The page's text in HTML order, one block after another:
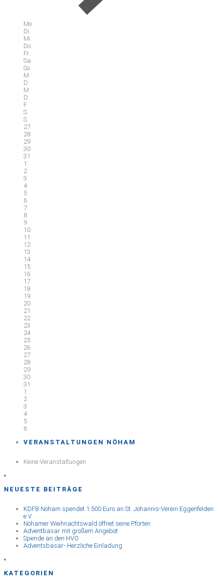
Mo.
Di.
Mi.
Do.
Fr.
Sa.
So.
M
D
M
D
F
S
S
27
28
29
30
31
1
2
3
4
5
6
7
8
9
10
11
12
13
14
15
16
17
18
19
20
21
22
23
24
25
26
27
28
29
30
31
1
2
3
4
5
6
VERANSTALTUNGEN NÖHAM
Keine Veranstaltungen
NEUESTE BEITRÄGE
KDFB Nöham spendet 1.500 Euro an St. Johannis-Verein Eggenfelden
e.V.
Nöhamer Weihnachtswald öffnet seine Pforten
Adventbasar mit großem Angebot
Spende an den HVO
Adventsbasar- Herzliche Einladung
KATEGORIEN